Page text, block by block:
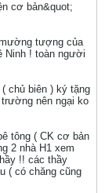
cơ bản&quot;
tượng của
Ninh ! toàn người
chủ biên ) ký tặng
nên ngại ko
tông ( CK cơ bản
2 nhà H1 xem
!! các thầy
( có chăng cũng